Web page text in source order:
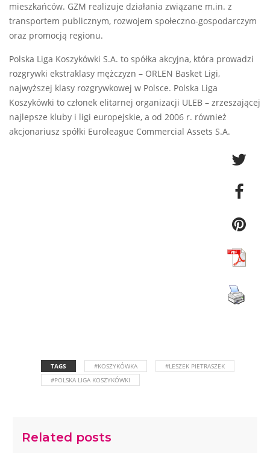
mieszkańców. GZM realizuje działania związane m.in. z
transportem publicznym, rozwojem społeczno-gospodarczym
oraz promocją regionu.
Polska Liga Koszykówki S.A. to spółka akcyjna, która prowadzi
rozgrywki ekstraklasy mężczyzn – ORLEN Basket Ligi,
najwyższej klasy rozgrywkowej w Polsce. Polska Liga
Koszykówki to członek elitarnej organizacji ULEB – zrzeszającej
najlepsze kluby i ligi europejskie, a od 2006 r. również
akcjonariusz spółki Euroleague Commercial Assets S.A.
TAGS #KOSZYKÓWKA
#LESZEK PIETRASZEK
#POLSKA LIGA KOSZYKÓWKI
Related posts